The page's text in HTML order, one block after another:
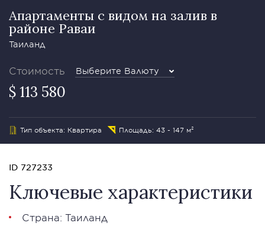
Апартаменты с видом на залив в
районе Раваи
Таиланд
Стоимость Выберите Валюту
$ 113 580
Тип объекта: Квартира Площадь: 43 - 147 м²
ID 727233
Ключевые характеристики
Страна: Таиланд